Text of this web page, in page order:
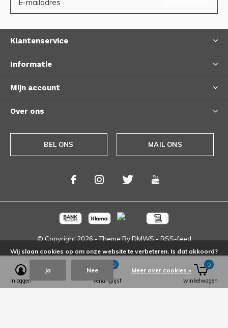
Klantenservice
Informatie
Mijn account
Over ons
BEL ONS MAIL ONS
© Copyright2026- Theme ByDMWS-RSS-feed
inloggen verlanglijst
0
winkelwagen
0
Wij slaan cookies op om onze website te verbeteren. Is dat akkoord?
Ja Nee Meer over cookies »